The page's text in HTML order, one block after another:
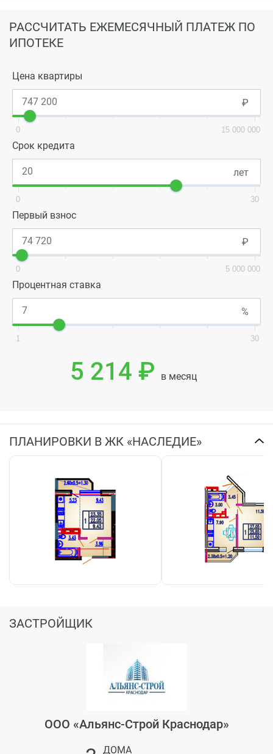
РАССЧИТАТЬ ЕЖЕМЕСЯЧНЫЙ ПЛАТЕЖ ПО
ИПОТЕКЕ
Цена квартиры
0 15 000 000
Срок кредита
0 30
Первый взнос
0 5 000 000
Процентная ставка
1 30
5 214 ₽ в месяц
ПЛАНИРОВКИ В ЖК «НАСЛЕДИЕ»
ЗАСТРОЙЩИК
ООО «Альянс-Строй Краснодар»
ДОМА